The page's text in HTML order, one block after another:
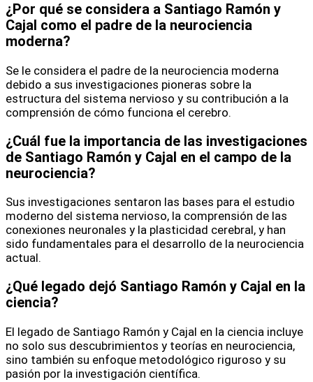
¿Por qué se considera a Santiago Ramón y
Cajal como el padre de la neurociencia
moderna?
Se le considera el padre de la neurociencia moderna
debido a sus investigaciones pioneras sobre la
estructura del sistema nervioso y su contribución a la
comprensión de cómo funciona el cerebro.
¿Cuál fue la importancia de las investigaciones
de Santiago Ramón y Cajal en el campo de la
neurociencia?
Sus investigaciones sentaron las bases para el estudio
moderno del sistema nervioso, la comprensión de las
conexiones neuronales y la plasticidad cerebral, y han
sido fundamentales para el desarrollo de la neurociencia
actual.
¿Qué legado dejó Santiago Ramón y Cajal en la
ciencia?
El legado de Santiago Ramón y Cajal en la ciencia incluye
no solo sus descubrimientos y teorías en neurociencia,
sino también su enfoque metodológico riguroso y su
pasión por la investigación científica.